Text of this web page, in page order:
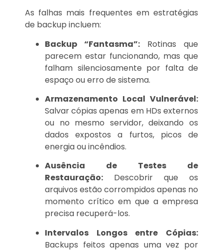
As falhas mais frequentes em estratégias
de backup incluem:
Backup “Fantasma”: Rotinas que
parecem estar funcionando, mas que
falham silenciosamente por falta de
espaço ou erro de sistema.
Armazenamento Local Vulnerável:
Salvar cópias apenas em HDs externos
ou no mesmo servidor, deixando os
dados expostos a furtos, picos de
energia ou incêndios.
Ausência de Testes de
Restauração: Descobrir que os
arquivos estão corrompidos apenas no
momento crítico em que a empresa
precisa recuperá-los.
Intervalos Longos entre Cópias:
Backups feitos apenas uma vez por